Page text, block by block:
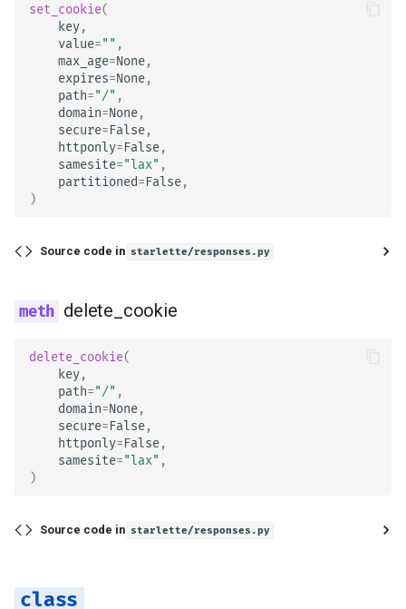
set_cookie(
key,
value="" ,
max_age=None,
expires=None,
path="/" ,
domain=None,
secure=False,
httponly=False,
samesite="lax" ,
partitioned=False,
)
Source code in starlette/responses.py
delete_cookie
delete_cookie(
key,
path="/" ,
domain=None,
secure=False,
httponly=False,
samesite="lax" ,
)
Source code in starlette/responses.py